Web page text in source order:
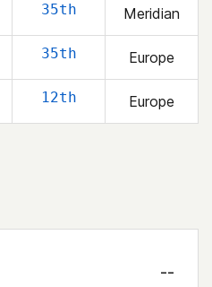
35th Meridian
35th Europe
12th Europe
--